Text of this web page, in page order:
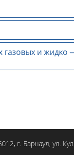
газовых и жидко
, г. Барнаул, ул.